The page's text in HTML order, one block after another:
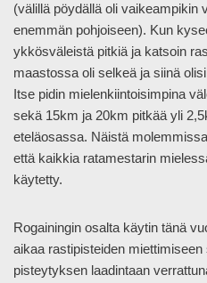
(välillä pöydällä oli vaikeampikin
enemmän pohjoiseen). Kun
ykkösväleistä pitkiä ja katsoin
maastossa oli selkeä ja siinä
Itse pidin mielenkiintoisimpina
sekä 15km ja 20km pitkää yli
eteläosassa. Näistä
että kaikkia ratamestarin
käytetty.
Rogainingin osalta käytin tänä
aikaa rastipisteiden
pisteytyksen laadintaan